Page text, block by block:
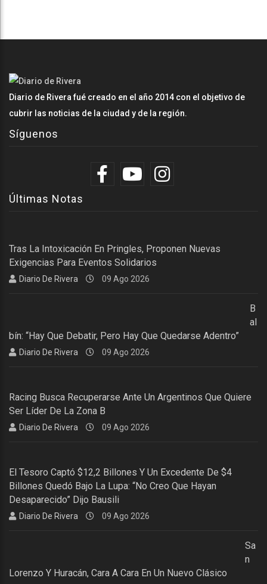
Diario de Rivera fué creado en el año 2014 con el objetivo de
cubrir las noticias de la ciudad y de la región.
Síguenos
Últimas Notas
Tras La Intoxicación En Pringles, Proponen Nuevas
Exigencias Para Eventos Solidarios
Diario De Rivera 09 Ago 2026
B
Al
Bín: “Hay Que Debatir, Pero Hay Que Quedarse Adentro”
Diario De Rivera 09 Ago 2026
Racing Busca Recuperarse Ante Un Argentinos Que Quiere
Ser Líder De La Zona B
Diario De Rivera 09 Ago 2026
El Tesoro Captó $12,2 Billones Y Un Excedente De $4
Billones Quedó Bajo La Lupa: “No Creo Que Hayan
Desaparecido” Dijo Bausili
Diario De Rivera 09 Ago 2026
Sa
N
Lorenzo Y Huracán, Cara A Cara En Un Nuevo Clásico